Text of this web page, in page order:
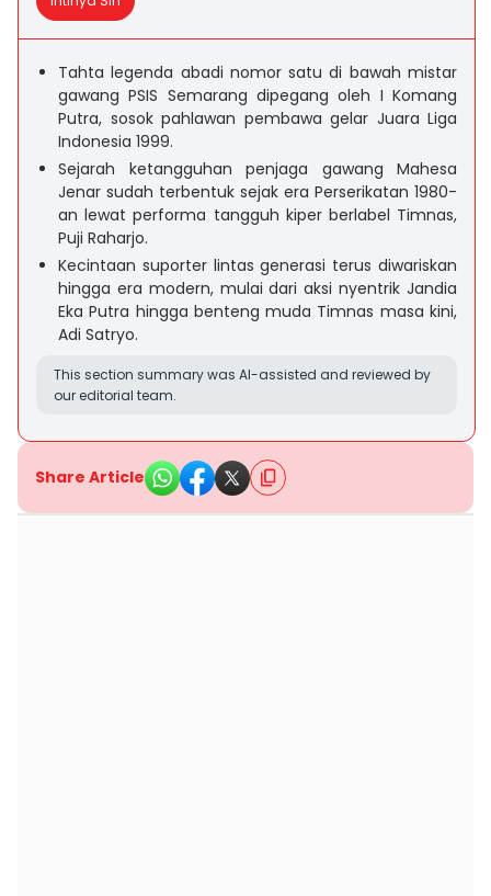
Tahta legenda abadi nomor satu di bawah mistar
gawang PSIS Semarang dipegang oleh I Komang
Putra, sosok pahlawan pembawa gelar Juara Liga
Indonesia 1999.
Sejarah ketangguhan penjaga gawang Mahesa
Jenar sudah terbentuk sejak era Perserikatan 1980-
an lewat performa tangguh kiper berlabel Timnas,
Puji Raharjo.
Kecintaan suporter lintas generasi terus diwariskan
hingga era modern, mulai dari aksi nyentrik Jandia
Eka Putra hingga benteng muda Timnas masa kini,
Adi Satryo.
This section summary was AI-assisted and reviewed by
our editorial team.
Share Article